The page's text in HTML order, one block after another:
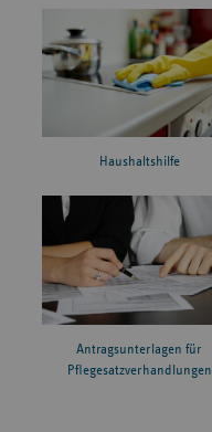
Haushaltshilfe
Antragsunterlagen für
Pflegesatzverhandlungen